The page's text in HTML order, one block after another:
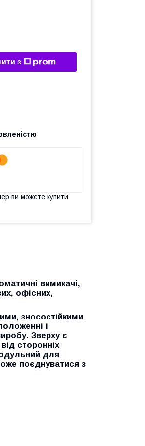
з
ви можете купити
вимикачі,
офісних,
зносостійкими
і
Зверху є
сторонніх
для
поєднуватися з